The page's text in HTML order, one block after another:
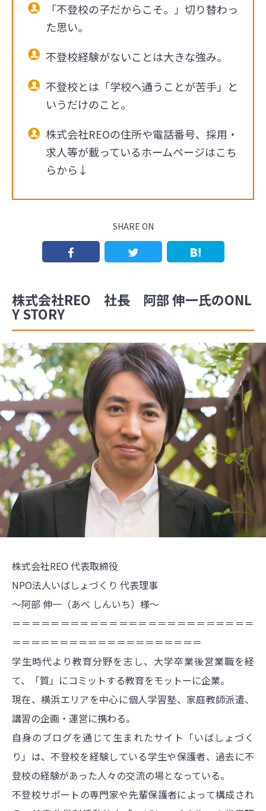
「不登校の子だからこそ。」切り替わっ
た思い。
不登校経験がないことは大きな強み。
不登校とは「学校へ通うことが苦手」と
いうだけのこと。
株式会社REOの住所や電話番号、採用・
求人等が載っているホームページはこち
らから↓
SHARE ON
株式会社REO 社長 阿部 伸一氏のONL
Y STORY
株式会社REO 代表取締役
NPO法人いばしょづくり 代表理事
～阿部 伸一（あべ しんいち）様～
＝＝＝＝＝＝＝＝＝＝＝＝＝＝＝＝＝＝＝＝＝＝＝＝＝
＝＝＝＝＝＝＝＝＝＝＝＝＝＝＝＝＝＝＝＝
学生時代より教育分野を志し、大学卒業後営業職を経
て、「質」にコミットする教育をモットーに企業。
現在、横浜エリアを中心に個人学習塾、家庭教師派遣、
講習の企画・運営に携わる。
自身のブログを通じて生まれたサイト「いばしょづく
り」は、不登校を経験している学生や保護者、過去に不
登校の経験があった人々の交流の場となっている。
不登校サポートの専門家や先輩保護者によって構成され